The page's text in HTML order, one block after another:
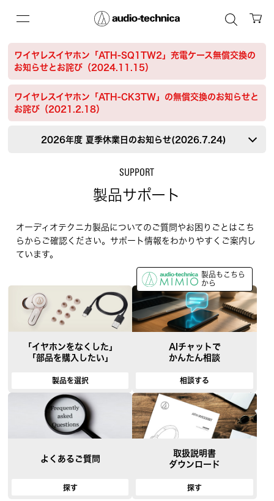
SUPPORT
製品サポート
ワイヤレスイヤホン「ATH-SQ1TW2」充電ケース無償交換の
お知らせとお詫び（2024.11.15）
ワイヤレスイヤホン「ATH-CK3TW」の無償交換のお知らせと
お詫び（2021.2.18）
2026年度 夏季休業日のお知らせ(2026.7.24)
オーディオテクニカ製品についてのご質問やお困りごとはこち
らからご確認ください。サポート情報をわかりやすくご案内し
ています。
「イヤホンをなくした」
「部品を購入したい」
製品を選択
製品もこちら
から
AIチャットで
かんたん相談
相談する
よくあるご質問
探す
取扱説明書
ダウンロード
探す